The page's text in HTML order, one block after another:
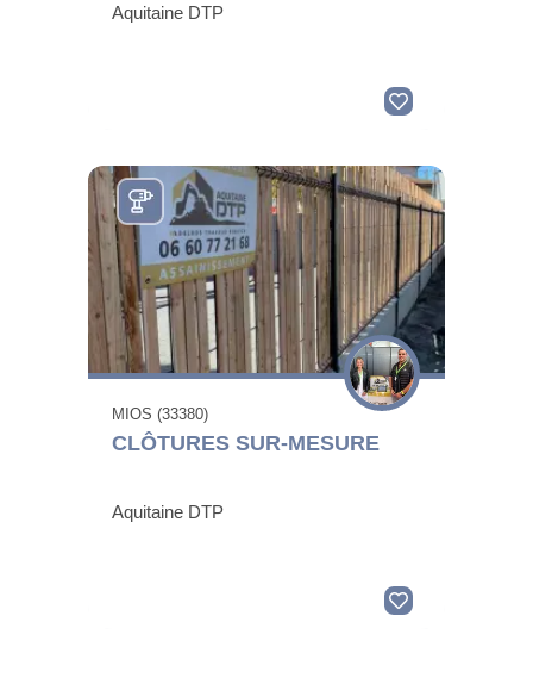
Aquitaine DTP
MIOS (33380)
CLÔTURES SUR-MESURE
Aquitaine DTP